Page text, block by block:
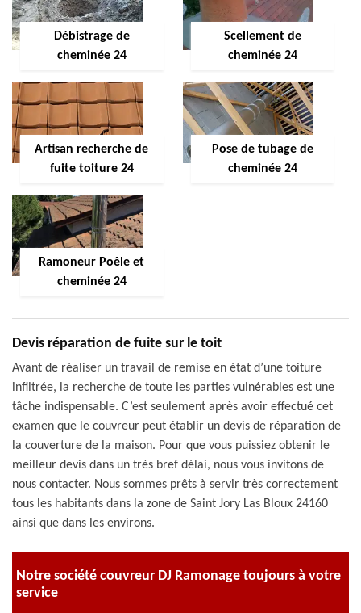
Débistrage de
cheminée 24
Scellement de
cheminée 24
Artisan recherche de
fuite toiture 24
Pose de tubage de
cheminée 24
Ramoneur Poêle et
cheminée 24
Devis réparation de fuite sur le toit
Avant de réaliser un travail de remise en état d’une toiture
infiltrée, la recherche de toute les parties vulnérables est une
tâche indispensable. C’est seulement après avoir effectué cet
examen que le couvreur peut établir un devis de réparation de
la couverture de la maison. Pour que vous puissiez obtenir le
meilleur devis dans un très bref délai, nous vous invitons de
nous contacter. Nous sommes prêts à servir très correctement
tous les habitants dans la zone de Saint Jory Las Bloux 24160
ainsi que dans les environs.
Notre société couvreur DJ Ramonage toujours à votre
service